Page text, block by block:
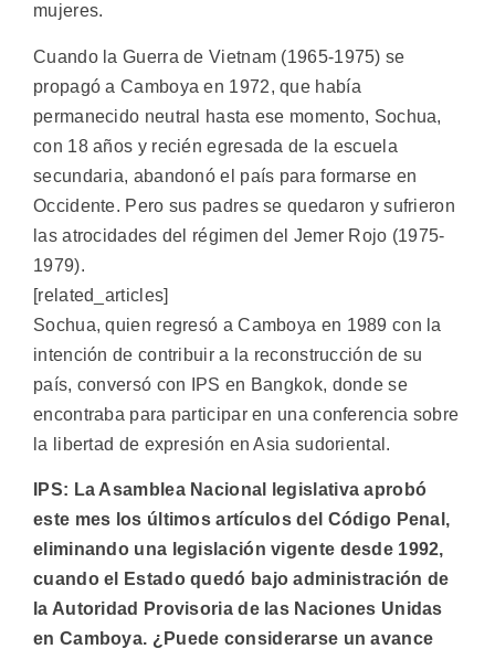
mujeres.
Cuando la Guerra de Vietnam (1965-1975) se
propagó a Camboya en 1972, que había
permanecido neutral hasta ese momento, Sochua,
con 18 años y recién egresada de la escuela
secundaria, abandonó el país para formarse en
Occidente. Pero sus padres se quedaron y sufrieron
las atrocidades del régimen del Jemer Rojo (1975-
1979).
[related_articles]
Sochua, quien regresó a Camboya en 1989 con la
intención de contribuir a la reconstrucción de su
país, conversó con IPS en Bangkok, donde se
encontraba para participar en una conferencia sobre
la libertad de expresión en Asia sudoriental.
IPS: La Asamblea Nacional legislativa aprobó
este mes los últimos artículos del Código Penal,
eliminando una legislación vigente desde 1992,
cuando el Estado quedó bajo administración de
la Autoridad Provisoria de las Naciones Unidas
en Camboya. ¿Puede considerarse un avance